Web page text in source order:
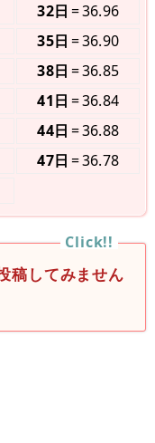
32日
36.96
35日
36.90
38日
36.85
41日
36.84
44日
36.88
47日
36.78
稿してみません